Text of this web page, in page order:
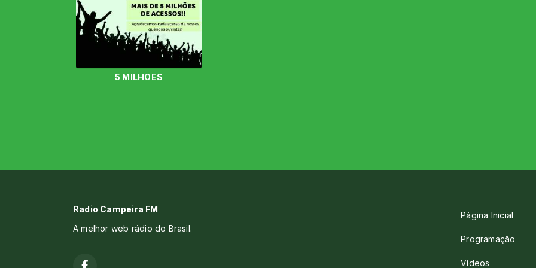
5 MILHOES
Radio Campeira FM
A melhor web rádio do Brasil.
Página Inicial
Programação
Vídeos